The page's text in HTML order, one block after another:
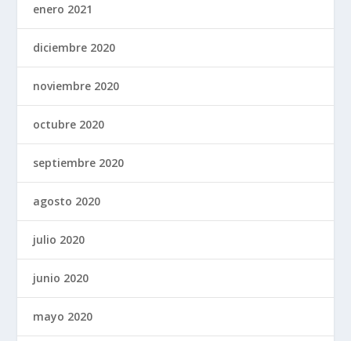
enero 2021
diciembre 2020
noviembre 2020
octubre 2020
septiembre 2020
agosto 2020
julio 2020
junio 2020
mayo 2020